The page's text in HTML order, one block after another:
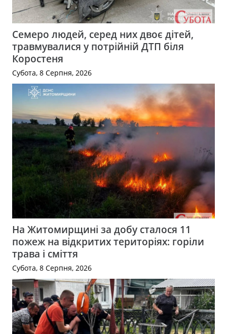
Семеро людей, серед них двоє дітей,
травмувалися у потрійній ДТП біля
Коростеня
Субота, 8 Серпня, 2026
На Житомирщині за добу сталося 11
пожеж на відкритих територіях: горіли
трава і сміття
Субота, 8 Серпня, 2026